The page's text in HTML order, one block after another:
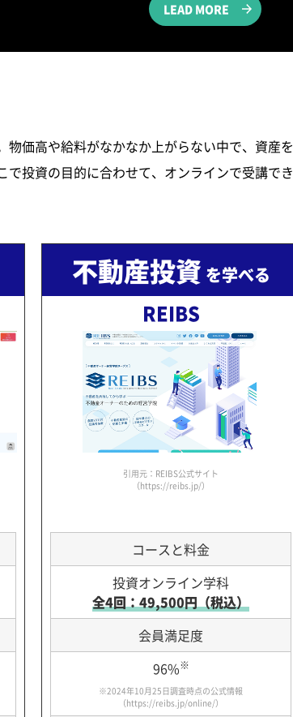
LEAD MORE
価高や給料がなかなか上がらない中で、資産を
投資の目的に合わせて、オンラインで受講でき
不動産投資 を学べる
REIBS
引用元：REIBS公式サイト
（https://reibs.jp/）
コースと料金
投資オンライン学科
全4回：49,500円（税込）
会員満足度
96%※
※2024年10月25日調査時点の公式情報
（https://reibs.jp/online/）